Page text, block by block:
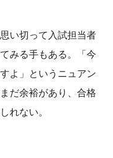
い切って入試担当者
みる手もある。「今
よ」というニュアン
だ余裕があり、合格
れない。